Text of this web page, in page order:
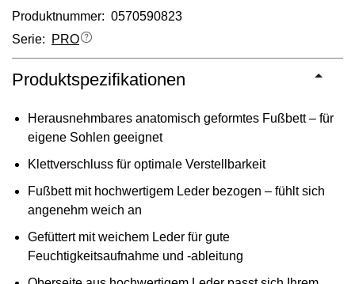
Produktnummer: 0570590823
Serie:
PRO
Produktspezifikationen
Herausnehmbares anatomisch geformtes Fußbett – für
eigene Sohlen geeignet
Klettverschluss für optimale Verstellbarkeit
Fußbett mit hochwertigem Leder bezogen – fühlt sich
angenehm weich an
Gefüttert mit weichem Leder für gute
Feuchtigkeitsaufnahme und -ableitung